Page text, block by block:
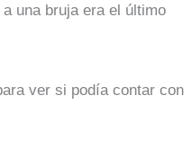
una bruja era el último
ver si podía contar con